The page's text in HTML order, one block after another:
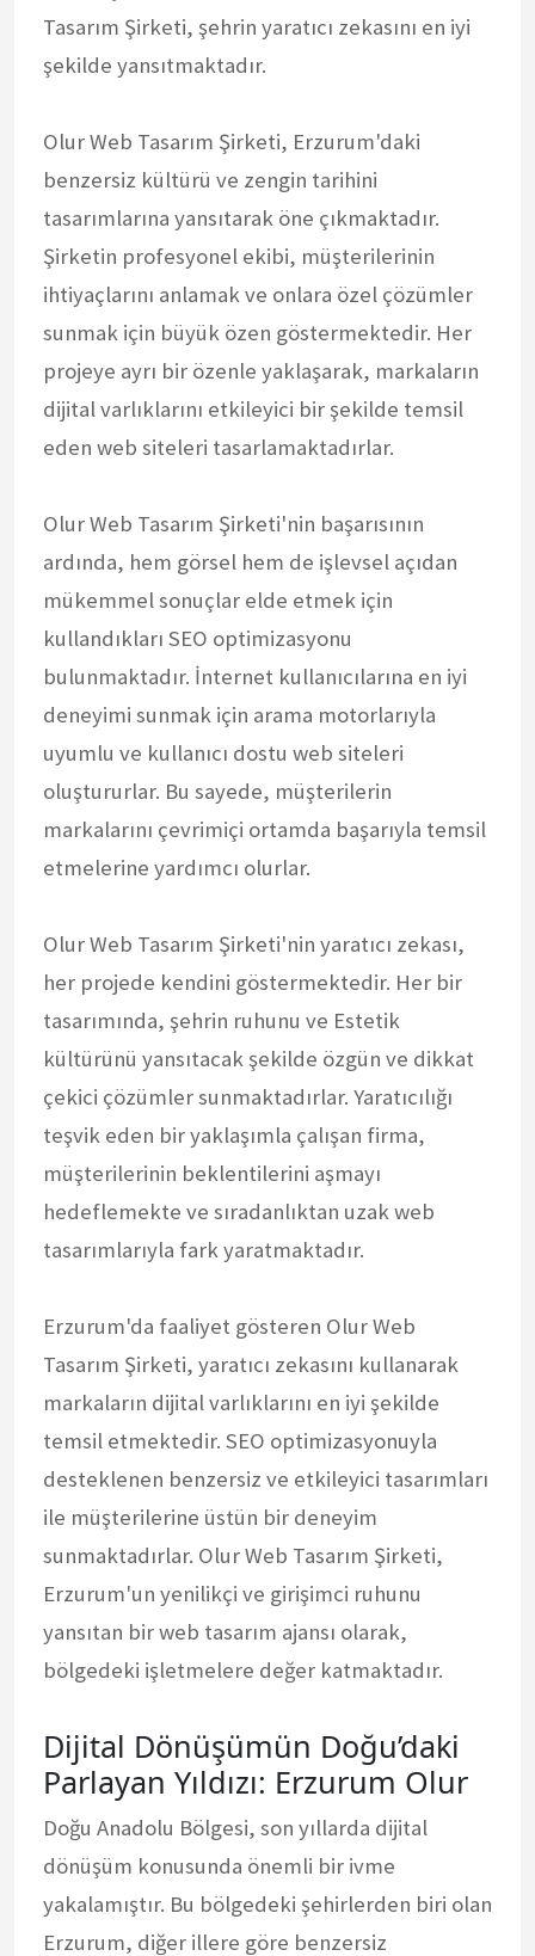
Tasarım Şirketi, şehrin yaratıcı zekasını en iyi
şekilde yansıtmaktadır.
Olur Web Tasarım Şirketi, Erzurum'daki
benzersiz kültürü ve zengin tarihini
tasarımlarına yansıtarak öne çıkmaktadır.
Şirketin profesyonel ekibi, müşterilerinin
ihtiyaçlarını anlamak ve onlara özel çözümler
sunmak için büyük özen göstermektedir. Her
projeye ayrı bir özenle yaklaşarak, markaların
dijital varlıklarını etkileyici bir şekilde temsil
eden web siteleri tasarlamaktadırlar.
Olur Web Tasarım Şirketi'nin başarısının
ardında, hem görsel hem de işlevsel açıdan
mükemmel sonuçlar elde etmek için
kullandıkları SEO optimizasyonu
bulunmaktadır. İnternet kullanıcılarına en iyi
deneyimi sunmak için arama motorlarıyla
uyumlu ve kullanıcı dostu web siteleri
oluştururlar. Bu sayede, müşterilerin
markalarını çevrimiçi ortamda başarıyla temsil
etmelerine yardımcı olurlar.
Olur Web Tasarım Şirketi'nin yaratıcı zekası,
her projede kendini göstermektedir. Her bir
tasarımında, şehrin ruhunu ve Estetik
kültürünü yansıtacak şekilde özgün ve dikkat
çekici çözümler sunmaktadırlar. Yaratıcılığı
teşvik eden bir yaklaşımla çalışan firma,
müşterilerinin beklentilerini aşmayı
hedeflemekte ve sıradanlıktan uzak web
tasarımlarıyla fark yaratmaktadır.
Erzurum'da faaliyet gösteren Olur Web
Tasarım Şirketi, yaratıcı zekasını kullanarak
markaların dijital varlıklarını en iyi şekilde
temsil etmektedir. SEO optimizasyonuyla
desteklenen benzersiz ve etkileyici tasarımları
ile müşterilerine üstün bir deneyim
sunmaktadırlar. Olur Web Tasarım Şirketi,
Erzurum'un yenilikçi ve girişimci ruhunu
yansıtan bir web tasarım ajansı olarak,
bölgedeki işletmelere değer katmaktadır.
Dijital Dönüşümün Doğu’daki
Parlayan Yıldızı: Erzurum Olur
Doğu Anadolu Bölgesi, son yıllarda dijital
dönüşüm konusunda önemli bir ivme
yakalamıştır. Bu bölgedeki şehirlerden biri olan
Erzurum, diğer illere göre benzersiz